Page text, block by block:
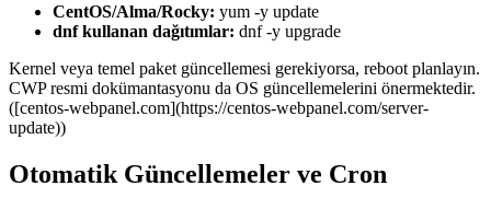
CentOS/Alma/Rocky: yum -y update
dnf kullanan dağıtımlar: dnf -y upgrade
Kernel veya temel paket güncellemesi gerekiyorsa, reboot planlayın.
CWP resmi dokümantasyonu da OS güncellemelerini önermektedir.
([centos-webpanel.com](https://centos-webpanel.com/server-
update))
Otomatik Güncellemeler ve Cron